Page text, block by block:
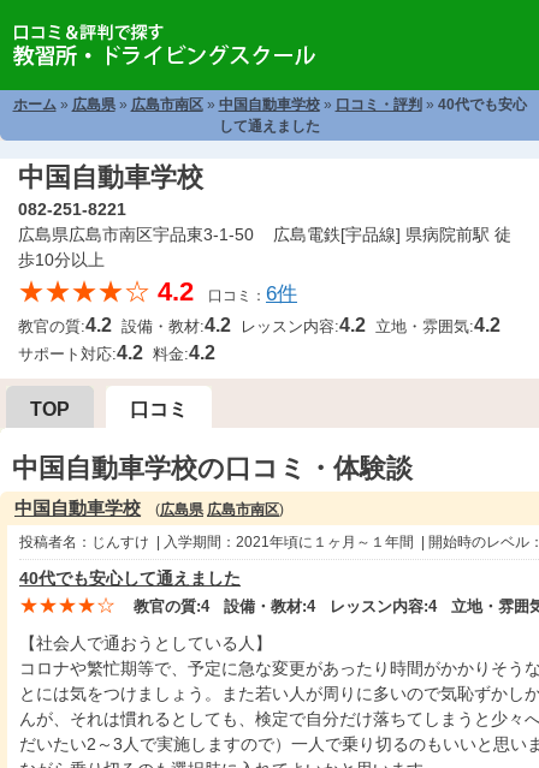
ホーム» 広島県» 広島市南区» 中国自動車学校» 口コミ・評判 » 40代でも安心
して通えました
中国自動車学校
082-251-8221
広島県広島市南区宇品東3-1-50 広島電鉄[宇品線] 県病院前駅 徒
歩10分以上
★★★★☆ 4.2 口コミ： 6件
教官の質:4.2 設備・教材:4.2 レッスン内容:4.2 立地・雰囲気:4.2
サポート対応:4.2 料金:4.2
TOP 口コミ
中国自動車学校の口コミ・体験談
中国自動車学校 (広島県 広島市南区)
投稿者名：じんすけ | 入学期間：2021年頃に１ヶ月～１年間 | 開始時のレベル
40代でも安心して通えました
★★★★☆ 教官の質:4設備・教材:4レッスン内容:4立地・雰囲
【社会人で通おうとしている人】
コロナや繁忙期等で、予定に急な変更があったり時間がかかりそう
とには気をつけましょう。また若い人が周りに多いので気恥ずかし
んが、それは慣れるとしても、検定で自分だけ落ちてしまうと少々
だいたい2～3人で実施しますので）一人で乗り切るのもいいと思い